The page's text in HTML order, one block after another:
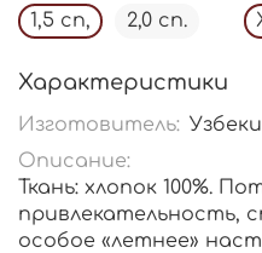
1,5 сп, 2,0 сп.
Характеристики
Изготовитель:
Описание:
Ткань: хлопок 100%.
привлекательность,
особое «летнее»